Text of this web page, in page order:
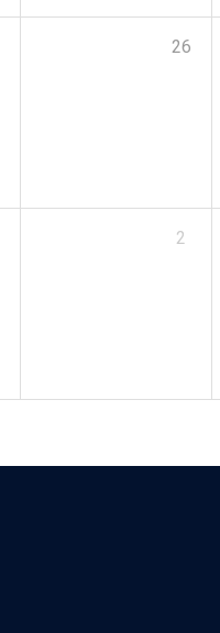
26
2